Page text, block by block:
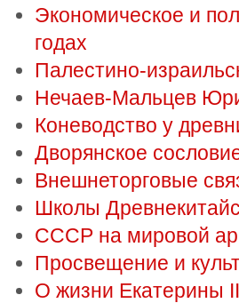
Экономическое и
годах
Палестино-
Нечаев-Мальцев
Коневодство у
Дворянское
Внешнеторговые
Школы
СССР на мировой
Просвещение и
О жизни Екатерины II